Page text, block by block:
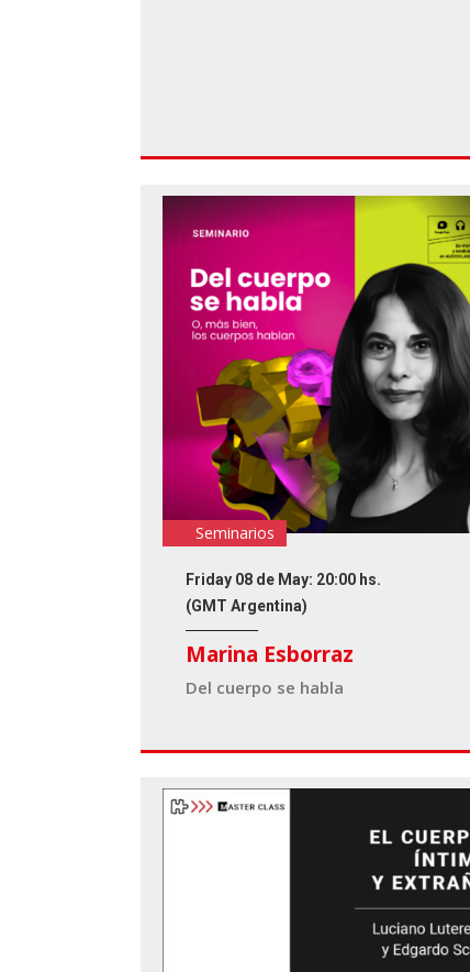
Seminarios
Friday 08 de May: 20:00 hs.
(GMT Argentina)
Marina Esborraz
Del cuerpo se habla